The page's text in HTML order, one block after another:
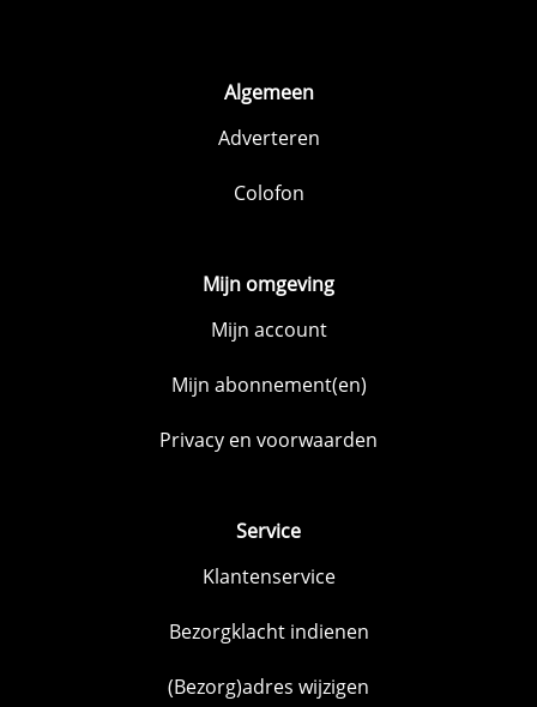
Algemeen
Adverteren
Colofon
Mijn omgeving
Mijn account
Mijn abonnement(en)
Privacy en voorwaarden
Service
Klantenservice
Bezorgklacht indienen
(Bezorg)adres wijzigen